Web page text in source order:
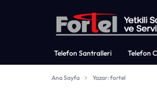
FORTEL
TELEFON
TELEFON
SANTRALLERI,
Telefon Santralleri Telefon
Ana Sayfa Yazar:fortel